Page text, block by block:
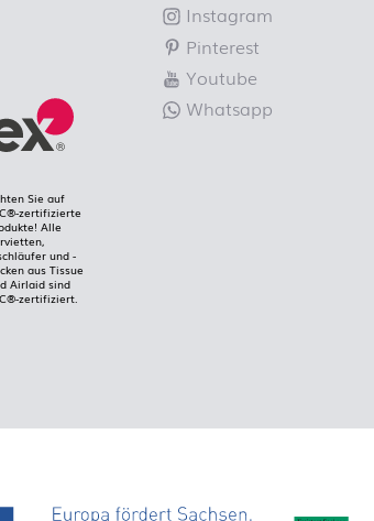
Sie auf
zertifizierte
Alle
und -
aus Tissue
Airlaid sind
zertifiziert.
Instagram
Pinterest
Youtube
Whatsapp